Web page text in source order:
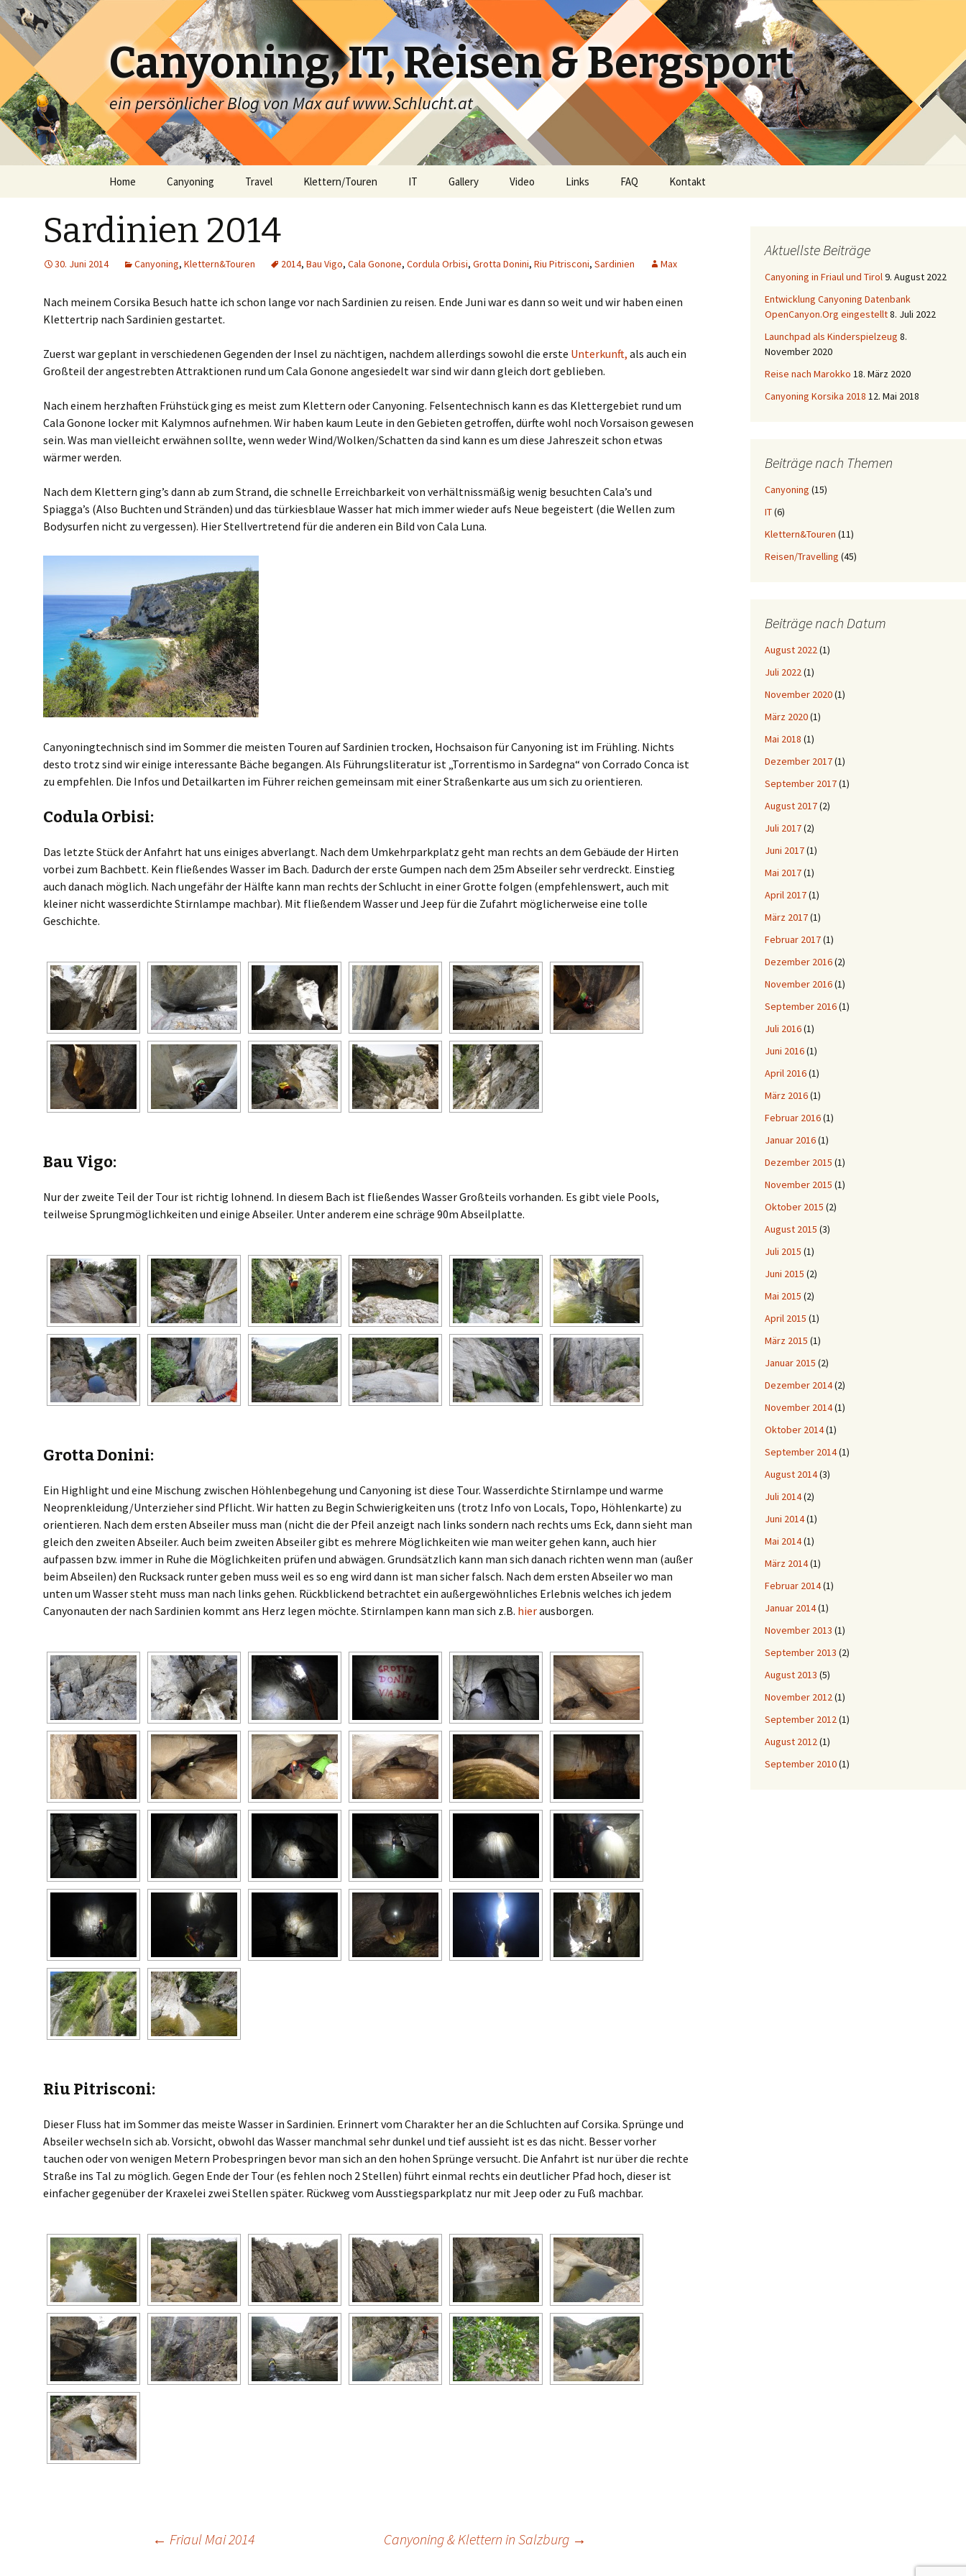
Canyoning, IT, Reisen & Bergsport
ein persönlicher Blog von Max auf www.Schlucht.at
Home Canyoning Travel Klettern/Touren IT Gallery Video Links FAQ Kontakt
Sardinien 2014
30. Juni 2014 Canyoning, Klettern&Touren 2014, Bau Vigo, Cala Gonone, Cordula Orbisi, Grotta Donini, Riu Pitrisconi, Sardinien Max
Nach meinem Corsika Besuch hatte ich schon lange vor nach Sardinien zu reisen. Ende Juni war es dann so weit und wir haben einen
Klettertrip nach Sardinien gestartet.
Zuerst war geplant in verschiedenen Gegenden der Insel zu nächtigen, nachdem allerdings sowohl die erste Unterkunft, als auch ein
Großteil der angestrebten Attraktionen rund um Cala Gonone angesiedelt war sind wir dann gleich dort geblieben.
Nach einem herzhaften Frühstück ging es meist zum Klettern oder Canyoning. Felsentechnisch kann es das Klettergebiet rund um
Cala Gonone locker mit Kalymnos aufnehmen. Wir haben kaum Leute in den Gebieten getroffen, dürfte wohl noch Vorsaison gewesen
sein. Was man vielleicht erwähnen sollte, wenn weder Wind/Wolken/Schatten da sind kann es um diese Jahreszeit schon etwas
wärmer werden.
Nach dem Klettern ging’s dann ab zum Strand, die schnelle Erreichbarkeit von verhältnissmäßig wenig besuchten Cala’s und
Spiagga’s (Also Buchten und Stränden) und das türkiesblaue Wasser hat mich immer wieder aufs Neue begeistert (die Wellen zum
Bodysurfen nicht zu vergessen). Hier Stellvertretend für die anderen ein Bild von Cala Luna.
Canyoningtechnisch sind im Sommer die meisten Touren auf Sardinien trocken, Hochsaison für Canyoning ist im Frühling. Nichts
desto trotz sind wir einige interessante Bäche begangen. Als Führungsliteratur ist „Torrentismo in Sardegna“ von Corrado Conca ist
zu empfehlen. Die Infos und Detailkarten im Führer reichen gemeinsam mit einer Straßenkarte aus um sich zu orientieren.
Codula Orbisi:
Das letzte Stück der Anfahrt hat uns einiges abverlangt. Nach dem Umkehrparkplatz geht man rechts an dem Gebäude der Hirten
vorbei zum Bachbett. Kein fließendes Wasser im Bach. Dadurch der erste Gumpen nach dem 25m Abseiler sehr verdreckt. Einstieg
auch danach möglich. Nach ungefähr der Hälfte kann man rechts der Schlucht in einer Grotte folgen (empfehlenswert, auch mit
kleiner nicht wasserdichte Stirnlampe machbar). Mit fließendem Wasser und Jeep für die Zufahrt möglicherweise eine tolle
Geschichte.
Bau Vigo:
Nur der zweite Teil der Tour ist richtig lohnend. In diesem Bach ist fließendes Wasser Großteils vorhanden. Es gibt viele Pools,
teilweise Sprungmöglichkeiten und einige Abseiler. Unter anderem eine schräge 90m Abseilplatte.
Grotta Donini:
Ein Highlight und eine Mischung zwischen Höhlenbegehung und Canyoning ist diese Tour. Wasserdichte Stirnlampe und warme
Neoprenkleidung/Unterzieher sind Pflicht. Wir hatten zu Begin Schwierigkeiten uns (trotz Info von Locals, Topo, Höhlenkarte) zu
orientieren. Nach dem ersten Abseiler muss man (nicht die der Pfeil anzeigt nach links sondern nach rechts ums Eck, dann sieht man
gleich den zweiten Abseiler. Auch beim zweiten Abseiler gibt es mehrere Möglichkeiten wie man weiter gehen kann, auch hier
aufpassen bzw. immer in Ruhe die Möglichkeiten prüfen und abwägen. Grundsätzlich kann man sich danach richten wenn man (außer
beim Abseilen) den Rucksack runter geben muss weil es so eng wird dann ist man sicher falsch. Nach dem ersten Abseiler wo man
unten um Wasser steht muss man nach links gehen. Rückblickend betrachtet ein außergewöhnliches Erlebnis welches ich jedem
Canyonauten der nach Sardinien kommt ans Herz legen möchte. Stirnlampen kann man sich z.B. hierausborgen.
Riu Pitrisconi:
Dieser Fluss hat im Sommer das meiste Wasser in Sardinien. Erinnert vom Charakter her an die Schluchten auf Corsika. Sprünge und
Abseiler wechseln sich ab. Vorsicht, obwohl das Wasser manchmal sehr dunkel und tief aussieht ist es das nicht. Besser vorher
tauchen oder von wenigen Metern Probespringen bevor man sich an den hohen Sprünge versucht. Die Anfahrt ist nur über die rechte
Straße ins Tal zu möglich. Gegen Ende der Tour (es fehlen noch 2 Stellen) führt einmal rechts ein deutlicher Pfad hoch, dieser ist
einfacher gegenüber der Kraxelei zwei Stellen später. Rückweg vom Ausstiegsparkplatz nur mit Jeep oder zu Fuß machbar.
← Friaul Mai 2014 Canyoning & Klettern in Salzburg →
Aktuellste Beiträge
Canyoning in Friaul und Tirol9. August 2022
Entwicklung Canyoning Datenbank
OpenCanyon.Org eingestellt8. Juli 2022
Launchpad als Kinderspielzeug 8.
November 2020
Reise nach Marokko 18. März 2020
Canyoning Korsika 2018 12. Mai 2018
Beiträge nach Themen
Canyoning (15)
IT(6)
Klettern&Touren (11)
Reisen/Travelling (45)
Beiträge nach Datum
August 2022(1)
Juli 2022(1)
November 2020(1)
März 2020(1)
Mai 2018 (1)
Dezember 2017(1)
September 2017(1)
August 2017(2)
Juli 2017(2)
Juni 2017(1)
Mai 2017(1)
April 2017(1)
März 2017(1)
Februar 2017(1)
Dezember 2016(2)
November 2016(1)
September 2016(1)
Juli 2016(1)
Juni 2016(1)
April 2016(1)
März 2016(1)
Februar 2016(1)
Januar 2016(1)
Dezember 2015 (1)
November 2015 (1)
Oktober 2015 (2)
August 2015 (3)
Juli 2015 (1)
Juni 2015 (2)
Mai 2015 (2)
April 2015 (1)
März 2015 (1)
Januar 2015 (2)
Dezember 2014(2)
November 2014(1)
Oktober 2014(1)
September 2014(1)
August 2014(3)
Juli 2014(2)
Juni 2014(1)
Mai 2014(1)
März 2014(1)
Februar 2014(1)
Januar 2014(1)
November 2013 (1)
September 2013 (2)
August 2013 (5)
November 2012(1)
September 2012(1)
August 2012(1)
September 2010(1)